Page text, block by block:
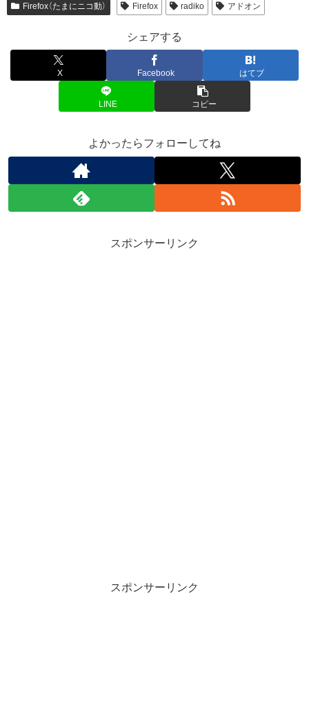
Firefox（たまにニコ動） Firefox radiko アドオン
シェアする
X Facebook はてブ
LINE コピー
よかったらフォローしてね
スポンサーリンク
スポンサーリンク